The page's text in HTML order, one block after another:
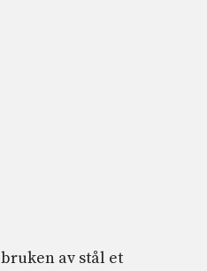
av stål et